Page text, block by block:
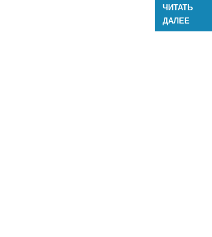
ЧИТАТЬ
ДАЛЕЕ